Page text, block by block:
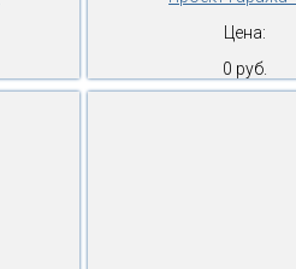
Цена:
0 руб.